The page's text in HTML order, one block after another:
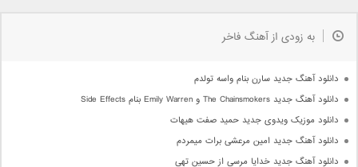
به زودی از آهنگ فاخر
دانلود آهنگ جدید سارن بنام واسه تولدم
دانلود آهنگ جدید The Chainsmokers و Emily Warren بنام Side Effects
دانلود موزیک ویدوی جدید حمید صفت هیهات
دانلود آهنگ جدید امین مرعشی برات میمردم
دانلود آهنگ جدید خدایا مرسی از حسین تهی